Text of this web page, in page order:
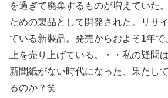
を過ぎて廃棄するものが増えていた
ための製品として開発された。リサ
ている新製品。発売からおよそ1年で
上を売り上げている。・・私の疑問
新聞紙がない時代になった、果たし
るのか？笑